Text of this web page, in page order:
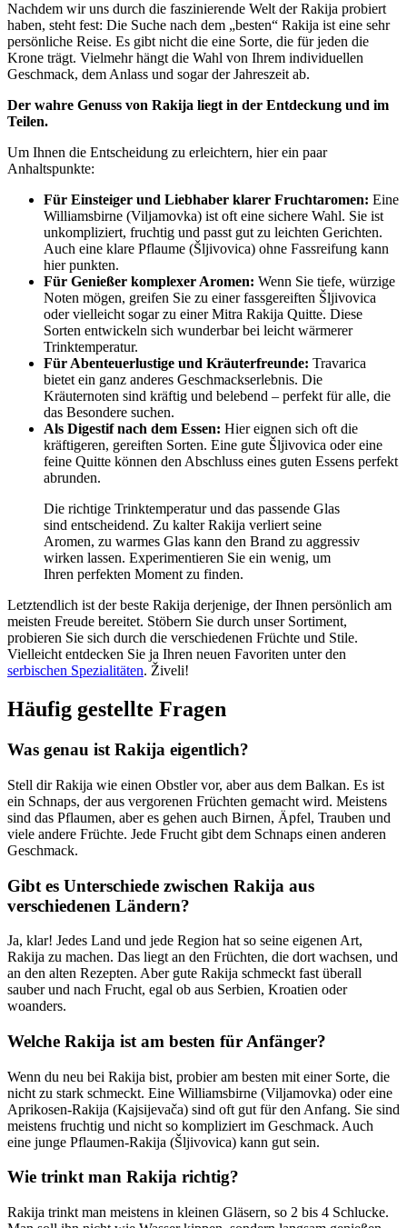
Nachdem wir uns durch die faszinierende Welt der Rakija probiert
haben, steht fest: Die Suche nach dem „besten“ Rakija ist eine sehr
persönliche Reise. Es gibt nicht die eine Sorte, die für jeden die
Krone trägt. Vielmehr hängt die Wahl von Ihrem individuellen
Geschmack, dem Anlass und sogar der Jahreszeit ab.
Der wahre Genuss von Rakija liegt in der Entdeckung und im
Teilen.
Um Ihnen die Entscheidung zu erleichtern, hier ein paar
Anhaltspunkte:
Für Einsteiger und Liebhaber klarer Fruchtaromen: Eine
Williamsbirne (Viljamovka) ist oft eine sichere Wahl. Sie ist
unkompliziert, fruchtig und passt gut zu leichten Gerichten.
Auch eine klare Pflaume (Šljivovica) ohne Fassreifung kann
hier punkten.
Für Genießer komplexer Aromen: Wenn Sie tiefe, würzige
Noten mögen, greifen Sie zu einer fassgereiften Šljivovica
oder vielleicht sogar zu einer Mitra Rakija Quitte. Diese
Sorten entwickeln sich wunderbar bei leicht wärmerer
Trinktemperatur.
Für Abenteuerlustige und Kräuterfreunde: Travarica
bietet ein ganz anderes Geschmackserlebnis. Die
Kräuternoten sind kräftig und belebend – perfekt für alle, die
das Besondere suchen.
Als Digestif nach dem Essen: Hier eignen sich oft die
kräftigeren, gereiften Sorten. Eine gute Šljivovica oder eine
feine Quitte können den Abschluss eines guten Essens perfekt
abrunden.
Die richtige Trinktemperatur und das passende Glas
sind entscheidend. Zu kalter Rakija verliert seine
Aromen, zu warmes Glas kann den Brand zu aggressiv
wirken lassen. Experimentieren Sie ein wenig, um
Ihren perfekten Moment zu finden.
Letztendlich ist der beste Rakija derjenige, der Ihnen persönlich am
meisten Freude bereitet. Stöbern Sie durch unser Sortiment,
probieren Sie sich durch die verschiedenen Früchte und Stile.
Vielleicht entdecken Sie ja Ihren neuen Favoriten unter den
serbischen Spezialitäten. Živeli!
Häufig gestellte Fragen
Was genau ist Rakija eigentlich?
Stell dir Rakija wie einen Obstler vor, aber aus dem Balkan. Es ist
ein Schnaps, der aus vergorenen Früchten gemacht wird. Meistens
sind das Pflaumen, aber es gehen auch Birnen, Äpfel, Trauben und
viele andere Früchte. Jede Frucht gibt dem Schnaps einen anderen
Geschmack.
Gibt es Unterschiede zwischen Rakija aus
verschiedenen Ländern?
Ja, klar! Jedes Land und jede Region hat so seine eigenen Art,
Rakija zu machen. Das liegt an den Früchten, die dort wachsen, und
an den alten Rezepten. Aber gute Rakija schmeckt fast überall
sauber und nach Frucht, egal ob aus Serbien, Kroatien oder
woanders.
Welche Rakija ist am besten für Anfänger?
Wenn du neu bei Rakija bist, probier am besten mit einer Sorte, die
nicht zu stark schmeckt. Eine Williamsbirne (Viljamovka) oder eine
Aprikosen-Rakija (Kajsijevača) sind oft gut für den Anfang. Sie sind
meistens fruchtig und nicht so kompliziert im Geschmack. Auch
eine junge Pflaumen-Rakija (Šljivovica) kann gut sein.
Wie trinkt man Rakija richtig?
Rakija trinkt man meistens in kleinen Gläsern, so 2 bis 4 Schlucke.